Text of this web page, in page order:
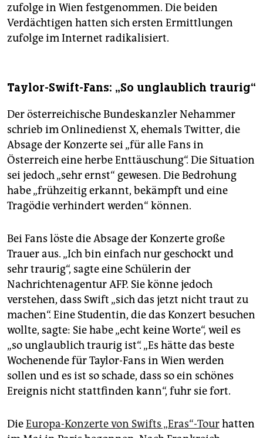
zufolge in Wien festgenommen. Die beiden
Verdächtigen hatten sich ersten Ermittlungen
zufolge im Internet radikalisiert.
Taylor-Swift-Fans: „So unglaublich traurig“
Der österreichische Bundeskanzler Nehammer
schrieb im Onlinedienst X, ehemals Twitter, die
Absage der Konzerte sei „für alle Fans in
Österreich eine herbe Enttäuschung“. Die Situation
sei jedoch „sehr ernst“ gewesen. Die Bedrohung
habe „frühzeitig erkannt, bekämpft und eine
Tragödie verhindert werden“ können.
Bei Fans löste die Absage der Konzerte große
Trauer aus. „Ich bin einfach nur geschockt und
sehr traurig“, sagte eine Schülerin der
Nachrichtenagentur AFP. Sie könne jedoch
verstehen, dass Swift „sich das jetzt nicht traut zu
machen“. Eine Studentin, die das Konzert besuchen
wollte, sagte: Sie habe „echt keine Worte“, weil es
„so unglaublich traurig ist“. „Es hätte das beste
Wochenende für Taylor-Fans in Wien werden
sollen und es ist so schade, dass so ein schönes
Ereignis nicht stattfinden kann“, fuhr sie fort.
DieEuropa-Konzerte von Swifts „Eras“-Tourhatten